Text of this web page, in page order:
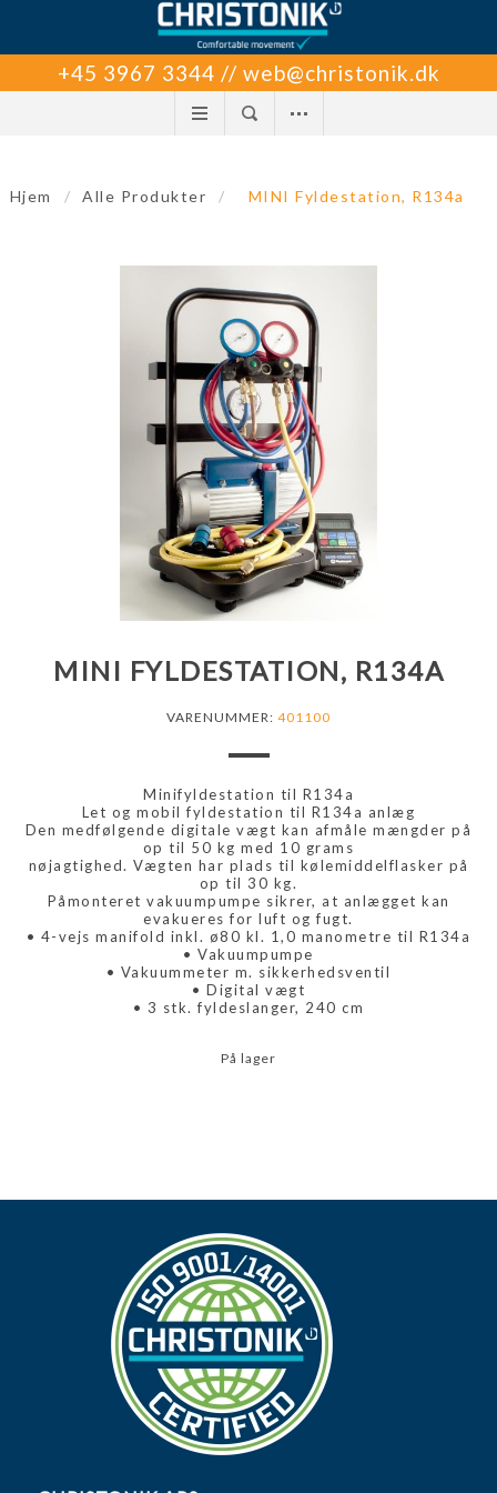
+45 3967 3344 // web@christonik.dk
Hjem / Alle Produkter / MINI Fyldestation, R134a
MINI FYLDESTATION, R134A
VARENUMMER: 401100
Minifyldestation til R134a
Let og mobil fyldestation til R134a anlæg
Den medfølgende digitale vægt kan afmåle mængder på
op til 50 kg med 10 grams
nøjagtighed. Vægten har plads til kølemiddelflasker på
op til 30 kg.
Påmonteret vakuumpumpe sikrer, at anlægget kan
evakueres for luft og fugt.
• 4-vejs manifold inkl. ø80 kl. 1,0 manometre til R134a
• Vakuumpumpe
• Vakuummeter m. sikkerhedsventil
• Digital vægt
• 3 stk. fyldeslanger, 240 cm
På lager